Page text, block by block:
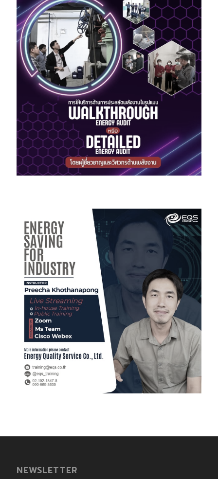
NEWSLETTER